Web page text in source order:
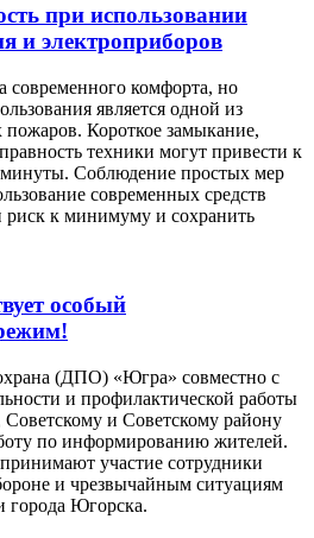
при использовании
и электроприборов
современного комфорта, но
является одной из
Короткое замыкание,
техники могут привести к
Соблюдение простых мер
современных средств
риск к минимуму и сохранить
особый
(ДПО) «Югра» совместно с
и профилактической работы
и Советскому району
по информированию жителей.
участие сотрудники
и чрезвычайным ситуациям
Югорска.